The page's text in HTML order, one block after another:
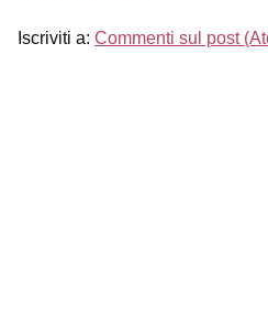
Iscriviti a: Commenti sul post